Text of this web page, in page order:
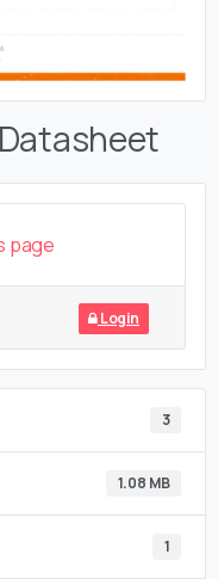
page
Login
3
1.08 MB
1